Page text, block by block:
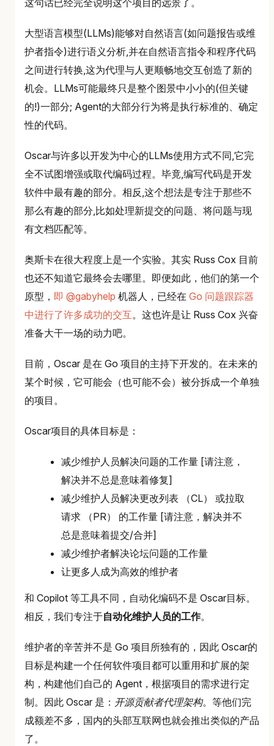
这句话已经完全说明这个项目的远景了。
大型语言模型(LLMs)能够对自然语言(如问题报告或维
护者指令)进行语义分析,并在自然语言指令和程序代码
之间进行转换,这为代理与人更顺畅地交互创造了新的
机会。LLMs可能最终只是整个图景中小小的(但关键
的!)一部分; Agent的大部分行为将是执行标准的、确定
性的代码。
Oscar与许多以开发为中心的LLMs使用方式不同,它完
全不试图增强或取代编码过程。毕竟,编写代码是开发
软件中最有趣的部分。相反,这个想法是专注于那些不
那么有趣的部分,比如处理新提交的问题、将问题与现
有文档匹配等。
奥斯卡在很大程度上是一个实验。其实 Russ Cox 目前
也还不知道它最终会去哪里。即便如此，他们的第一个
原型， 即 @gabyhelp 机器人，已经在 Go 问题跟踪器
中进行了许多成功的交互。这也许是让 Russ Cox 兴奋
准备大干一场的动力吧。
目前，Oscar 是在 Go 项目的主持下开发的。在未来的
某个时候，它可能会（也可能不会）被分拆成一个单独
的项目。
Oscar项目的具体目标是：
减少维护人员解决问题的工作量 [请注意，
解决并不总是意味着修复]
减少维护人员解决更改列表 （CL） 或拉取
请求 （PR） 的工作量 [请注意，解决并不
总是意味着提交/合并]
减少维护者解决论坛问题的工作量
让更多人成为高效的维护者
和 Copilot 等工具不同，自动化编码不是 Oscar目标。
相反，我们专注于自动化维护人员的工作。
维护者的辛苦并不是 Go 项目所独有的，因此 Oscar的
目标是构建一个任何软件项目都可以重用和扩展的架
构，构建他们自己的 Agent，根据项目的需求进行定
制。因此 Oscar 是： 开源贡献者代理架构。等他们完
成额差不多，国内的头部互联网也就会推出类似的产品
了。